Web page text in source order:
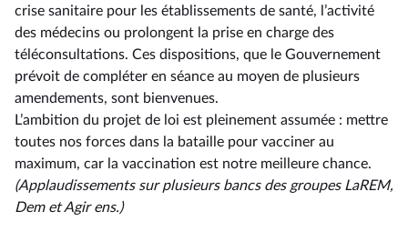
crise sanitaire pour les établissements de santé, l’activité
des médecins ou prolongent la prise en charge des
téléconsultations. Ces dispositions, que le Gouvernement
prévoit de compléter en séance au moyen de plusieurs
amendements, sont bienvenues.
L’ambition du projet de loi est pleinement assumée : mettre
toutes nos forces dans la bataille pour vacciner au
maximum, car la vaccination est notre meilleure chance.
(Applaudissements sur plusieurs bancs des groupes LaREM,
Dem et Agir ens.)